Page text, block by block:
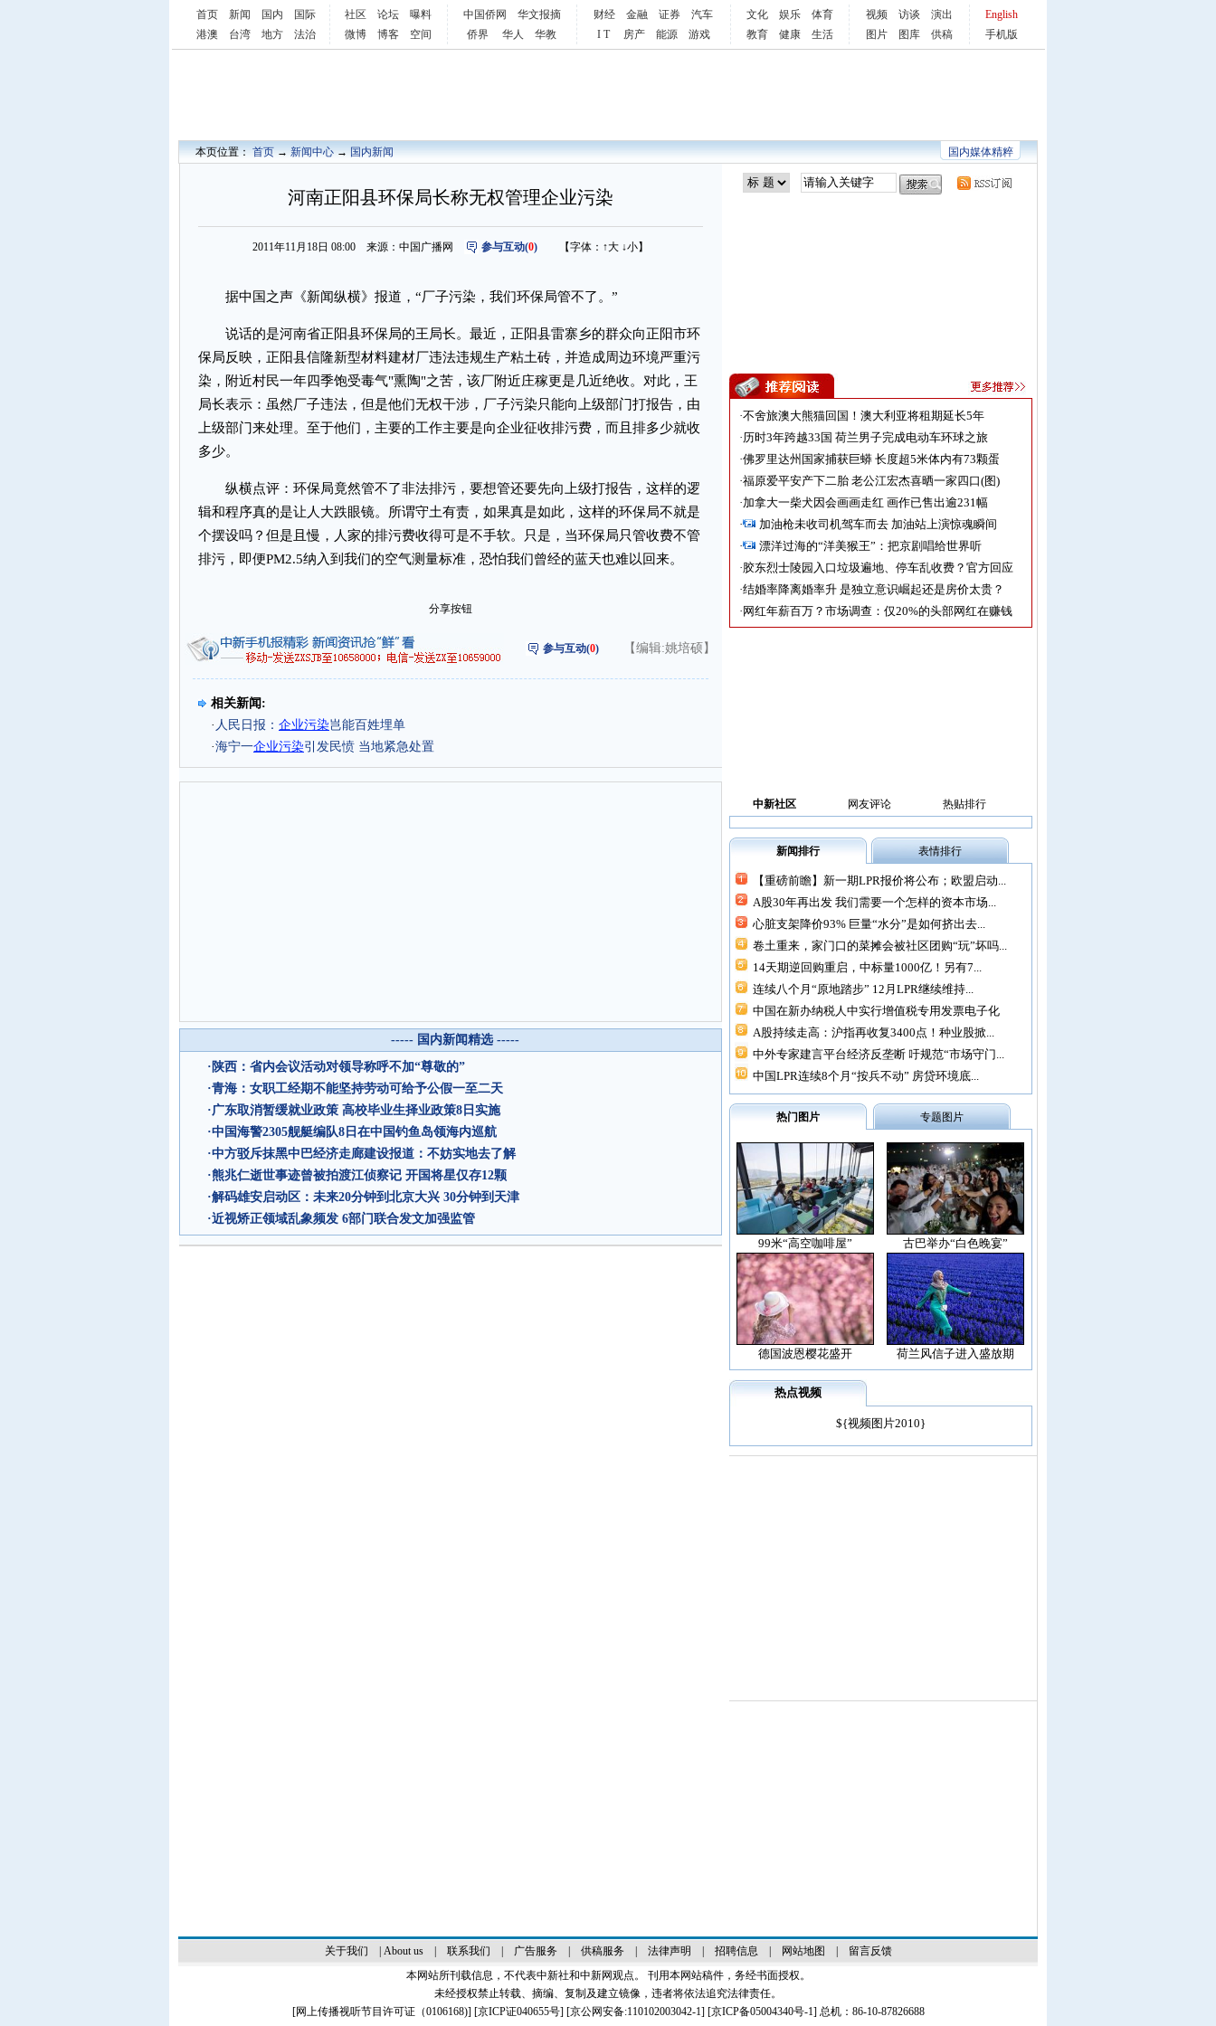
首页 新闻 国内
国际
港澳
台湾 地方 法治
社区 论坛
曝料
微博
博客 空间
中国侨网
华文报摘
侨界
华人 华教
财经 金融 证券
汽车
I T
房产 能源 游戏
文化 娱乐
体育
教育
健康 生活
视频 访谈
演出
图片
图库 供稿
English
手机版
本页位置：首页→新闻中心→国内新闻 国内媒体精粹
河南正阳县环保局长称无权管理企业污染
2011年11月18日 08:00 来源：中国广播网 参与互动(0) 【字体： ↑大 ↓小】
据中国之声《新闻纵横》报道，“厂子污染，我们环保局管不了。”
说话的是河南省正阳县环保局的王局长。最近，正阳县雷寨乡的群众向正阳市环
保局反映，正阳县信隆新型材料建材厂违法违规生产粘土砖，并造成周边环境严重污
染，附近村民一年四季饱受毒气"熏陶"之苦，该厂附近庄稼更是几近绝收。对此，王
局长表示：虽然厂子违法，但是他们无权干涉，厂子污染只能向上级部门打报告，由
上级部门来处理。至于他们，主要的工作主要是向企业征收排污费，而且排多少就收
多少。
纵横点评：环保局竟然管不了非法排污，要想管还要先向上级打报告，这样的逻
辑和程序真的是让人大跌眼镜。所谓守土有责，如果真是如此，这样的环保局不就是
个摆设吗？但是且慢，人家的排污费收得可是不手软。只是，当环保局只管收费不管
排污，即便PM2.5纳入到我们的空气测量标准，恐怕我们曾经的蓝天也难以回来。
分享按钮
参与互动(0) 【编辑:姚培硕】
相关新闻:
· 人民日报： 企业污染岂能百姓埋单
·海宁一企业污染引发民愤 当地紧急处置
----- 国内新闻精选 -----
· 陕西：省内会议活动对领导称呼不加“尊敬的”
·青海：女职工经期不能坚持劳动可给予公假一至二天
·广东取消暂缓就业政策 高校毕业生择业政策8日实施
·中国海警2305舰艇编队8日在中国钓鱼岛领海内巡航
·中方驳斥抹黑中巴经济走廊建设报道：不妨实地去了解
·熊兆仁逝世事迹曾被拍渡江侦察记 开国将星仅存12颗
·解码雄安启动区：未来20分钟到北京大兴 30分钟到天津
·近视矫正领域乱象频发 6部门联合发文加强监管
·不舍旅澳大熊猫回国！澳大利亚将租期延长5年
·历时3年跨越33国 荷兰男子完成电动车环球之旅
·佛罗里达州国家捕获巨蟒 长度超5米体内有73颗蛋
·福原爱平安产下二胎 老公江宏杰喜晒一家四口(图)
·加拿大一柴犬因会画画走红 画作已售出逾231幅
·
加油枪未收司机驾车而去 加油站上演惊魂瞬间
·
漂洋过海的“洋美猴王”：把京剧唱给世界听
·胶东烈士陵园入口垃圾遍地、停车乱收费？官方回应
·结婚率降离婚率升 是独立意识崛起还是房价太贵？
· 网红年薪百万？市场调查：仅20%的头部网红在赚钱
中新社区 网友评论 热贴排行
新闻排行 表情排行
【重磅前瞻】新一期LPR报价将公布；欧盟启动...
A股30年再出发 我们需要一个怎样的资本市场...
心脏支架降价93% 巨量“水分”是如何挤出去...
卷土重来，家门口的菜摊会被社区团购“玩”坏吗...
14天期逆回购重启，中标量1000亿！另有7...
连续八个月“原地踏步” 12月LPR继续维持...
中国在新办纳税人中实行增值税专用发票电子化
A股持续走高：沪指再收复3400点！种业股掀...
中外专家建言平台经济反垄断 吁规范“市场守门...
中国LPR连续8个月“按兵不动” 房贷环境底...
热门图片 专题图片
99米“高空咖啡屋” 古巴举办“白色晚宴”
德国波恩樱花盛开 荷兰风信子进入盛放期
热点视频
${视频图片2010}
关于我们 About us| 联系我们 广告服务| 供稿服务| 法律声明 招聘信息 网站地图
留言反馈
本网站所刊载信息，不代表中新社和中新网观点。 刊用本网站稿件，务经书面授权。
未经授权禁止转载、摘编、复制及建立镜像，违者将依法追究法律责任。
[网上传播视听节目许可证（0106168)] [京ICP证040655号] [京公网安备:110102003042-1] [京ICP备05004340号-1] 总机：86-10-87826688